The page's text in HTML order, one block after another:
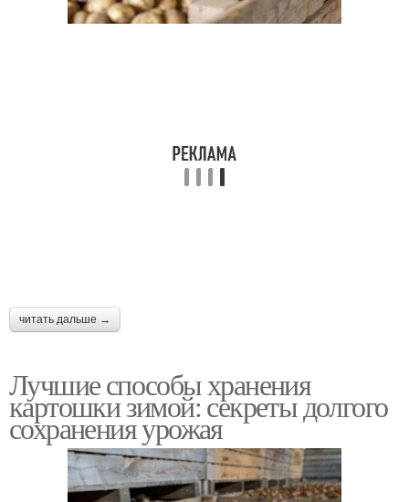
читать дальше →
Лучшие способы хранения
картошки зимой: секреты долгого
сохранения урожая